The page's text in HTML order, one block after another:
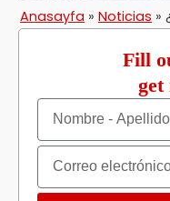
Anasayfa » Noticias »
Fill